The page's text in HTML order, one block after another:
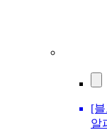
[
알